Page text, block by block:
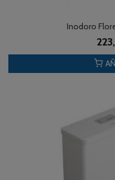
Inodoro